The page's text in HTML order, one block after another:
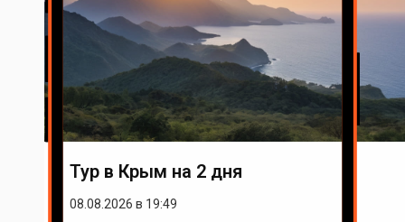
Тур в Крым на 2 дня
08.08.2026 в 19:49